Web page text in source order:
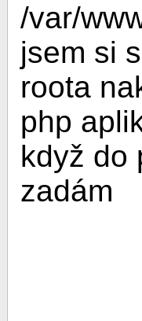
/var/
jsem si
roota
php
když do
zadám